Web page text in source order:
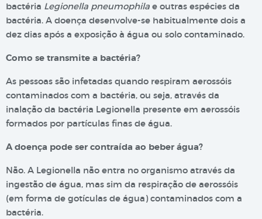
bactéria Legionella pneumophila e outras espécies da
bactéria. A doença desenvolve-se habitualmente dois a
dez dias após a exposição à água ou solo contaminado.
Como se transmite a bactéria?
As pessoas são infetadas quando respiram aerossóis
contaminados com a bactéria, ou seja, através da
inalação da bactéria Legionella presente em aerossóis
formados por partículas finas de água.
A doença pode ser contraída ao beber água?
Não. A Legionella não entra no organismo através da
ingestão de água, mas sim da respiração de aerossóis
(em forma de gotículas de água) contaminados com a
bactéria.